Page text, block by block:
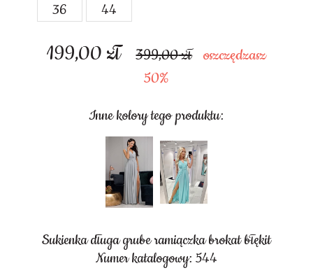
199,00 zł 399,00
oszczędzasz
50%
Inne kolory tego produktu:
36
44
Sukienka długa grube ramiączka brokat błękit
Numer katalogowy: 544